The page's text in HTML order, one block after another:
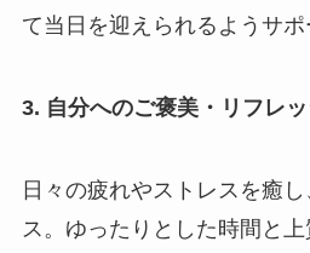
て当日を迎えられるようサポ
3. 自分へのご褒美・リフレ
日々の疲れやストレスを癒
ス。ゆったりとした時間と